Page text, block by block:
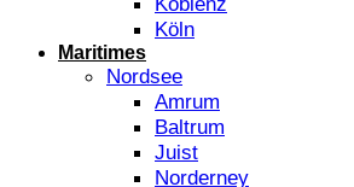
Köln
Maritimes
Nordsee
Amrum
Baltrum
Juist
Norderney